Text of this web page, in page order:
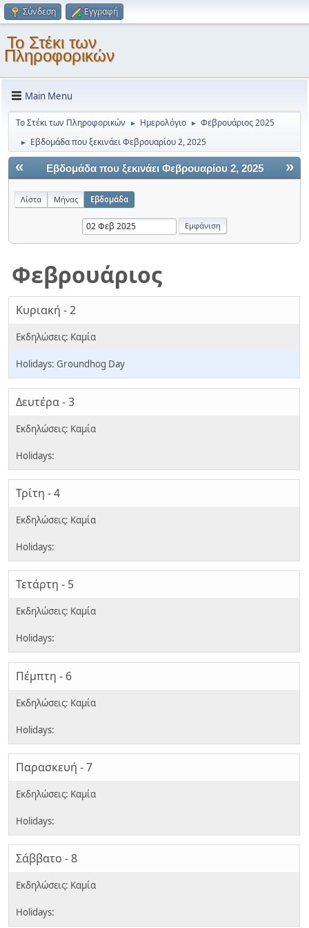
Σύνδεση Εγγραφή
Το Στέκι των
Πληροφορικών
Main Menu
Το Στέκι των Πληροφορικών ► Ημερολόγιο ► Φεβρουάριος 2025
► Εβδομάδα που ξεκινάει Φεβρουαρίου 2, 2025
« »
Εβδομάδα που ξεκινάει Φεβρουαρίου 2, 2025
Λίστα Μήνας Εβδομάδα
Φεβρουάριος
Κυριακή - 2
Groundhog Day
Δευτέρα - 3
Τρίτη - 4
Τετάρτη - 5
Πέμπτη - 6
Παρασκευή - 7
Σάββατο - 8